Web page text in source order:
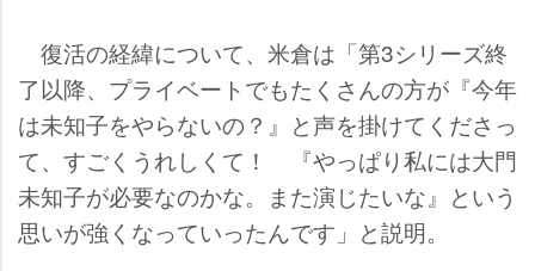
復活の経緯について、米倉は「第3シリーズ終
了以降、プライベートでもたくさんの方が『今年
は未知子をやらないの？』と声を掛けてくださっ
て、すごくうれしくて！ 『やっぱり私には大門
未知子が必要なのかな。また演じたいな』という
思いが強くなっていったんです」と説明。